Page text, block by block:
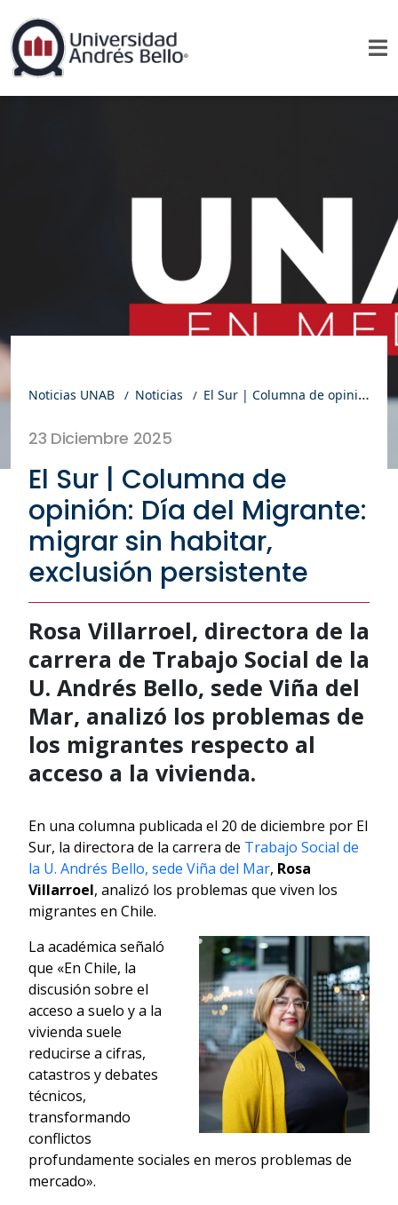
Noticias UNAB Noticias El Sur | Columna de opinión: Día del Migrante: migrar sin habitar, exclusión persistente
23 Diciembre 2025
El Sur | Columna de
opinión: Día del Migrante:
migrar sin habitar,
exclusión persistente
Rosa Villarroel, directora de la
carrera de Trabajo Social de la
U. Andrés Bello, sede Viña del
Mar, analizó los problemas de
los migrantes respecto al
acceso a la vivienda.
En una columna publicada el 20 de diciembre por El
Sur, la directora de la carrera de Trabajo Social de
la U. Andrés Bello, sede Viña del Mar, Rosa
Villarroel, analizó los problemas que viven los
migrantes en Chile.
La académica señaló
que «En Chile, la
discusión sobre el
acceso a suelo y a la
vivienda suele
reducirse a cifras,
catastros y debates
técnicos,
transformando
conflictos
profundamente sociales en meros problemas de
mercado».